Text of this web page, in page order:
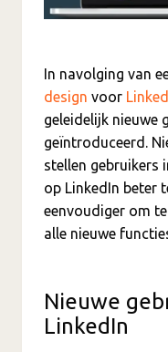
In navolging van
design voor
geleidelijk nieuwe
geïntroduceerd.
stellen gebruikers
op LinkedIn beter
eenvoudiger om
alle nieuwe
Nieuwe
LinkedIn